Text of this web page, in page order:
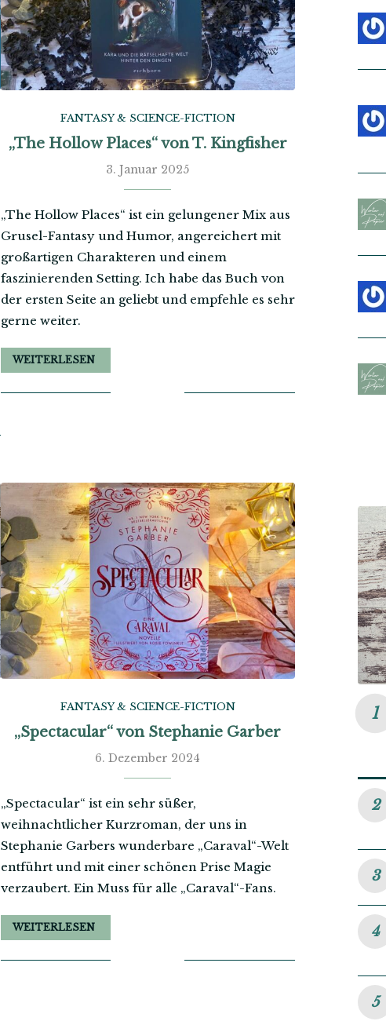
FANTASY & SCIENCE-FICTION
„The Hollow Places“ von T. Kingfisher
3. Januar 2025
„The Hollow Places“ ist ein gelungener Mix aus
Grusel-Fantasy und Humor, angereichert mit
großartigen Charakteren und einem
faszinierenden Setting. Ich habe das Buch von
der ersten Seite an geliebt und empfehle es sehr
gerne weiter.
WEITERLESEN
FANTASY & SCIENCE-FICTION
„Spectacular“ von Stephanie Garber
6. Dezember 2024
„Spectacular“ ist ein sehr süßer,
weihnachtlicher Kurzroman, der uns in
Stephanie Garbers wunderbare „Caraval“-Welt
entführt und mit einer schönen Prise Magie
verzaubert. Ein Muss für alle „Caraval“-Fans.
WEITERLESEN